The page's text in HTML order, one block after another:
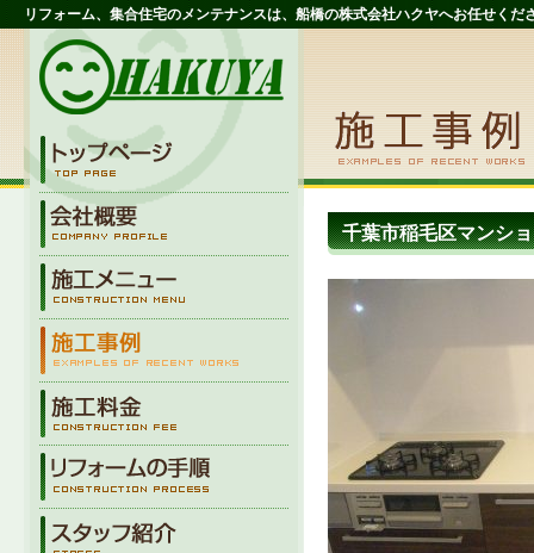
リフォーム、集合住宅のメンテナンスは、船橋の株式会社ハクヤへお任せくだ
千葉市稲毛区マン